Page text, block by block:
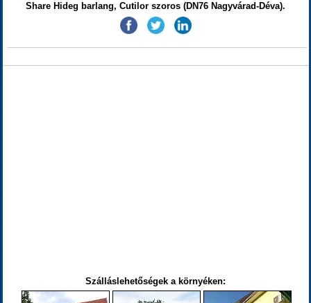
Share Hideg barlang, Cutilor szoros (DN76 Nagyvárad-Déva).
Szálláslehetőségek a környéken: